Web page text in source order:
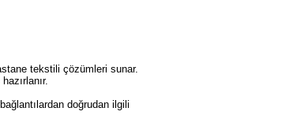
tekstili çözümleri sunar.
doğrudan ilgili